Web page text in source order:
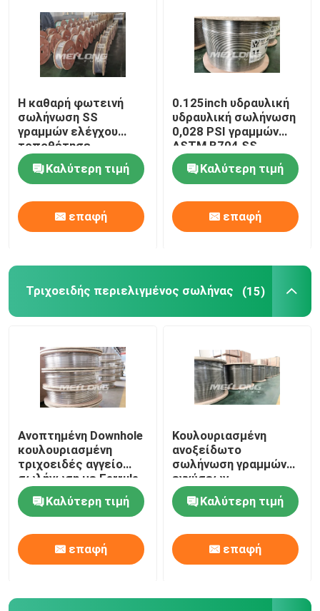
Σπίτι
Βίντεο
Γύρος εργοστασίων
Ποιοτικός έλεγχος
Μας ελάτε σε επαφή με
Ειδήσεις
Η καθαρή φωτεινή
σωλήνωση SS
γραμμών ελέγχου
τοποθέτησε
υδροστατικό γραμμών
ελέγχου σε κάψα
δοκιμασμένο
Καλύτερη τιμή
επαφή
0.125inch υδραυλική
υδραυλική σωλήνωση
0,028 PSI γραμμών
ASTM B704 SS
ελέγχου
Καλύτερη τιμή
επαφή
Τριχοειδής περιελιγμένος σωλήνας (15)
Ανοπτημένη Downhole
κουλουριασμένη
τριχοειδές αγγείο
σωλήνωση με Ferrule
τις συναρμολογήσεις
1 ανοξείδωτη σπείρα
Καλύτερη τιμή
επαφή
Κουλουριασμένη
ανοξείδωτο
σωλήνωση γραμμών
εγχύσεων
ανοξείδωτου 316L
τριχοειδής χημική
Καλύτερη τιμή
επαφή